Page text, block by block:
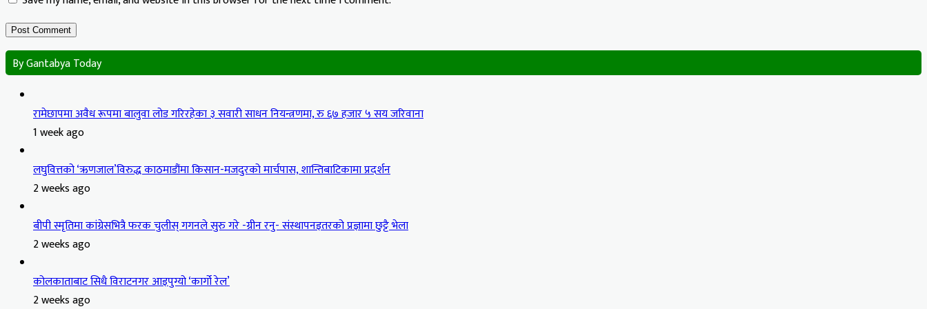
By Gantabya Today
रामेछापमा अवैध रूपमा बालुवा लोड गरिरहेका ३ सवारी साधन नियन्त्रणमा, रु ६७ हजार ५ सय जरिवाना
1 week ago
लघुवित्तको ‘ऋणजाल’विरुद्ध काठमाडौंमा किसान-मजदुरको मार्चपास, शान्तिबाटिकामा प्रदर्शन
2 weeks ago
बीपी स्मृतिमा कांग्रेसभित्रै फरक चुलीस् गगनले सुरु गरे -ग्रीन रनु- संस्थापनइतरको प्रज्ञामा छुट्टै भेला
2 weeks ago
कोलकाताबाट सिधै विराटनगर आइपुग्यो ‘कार्गो रेल’
2 weeks ago